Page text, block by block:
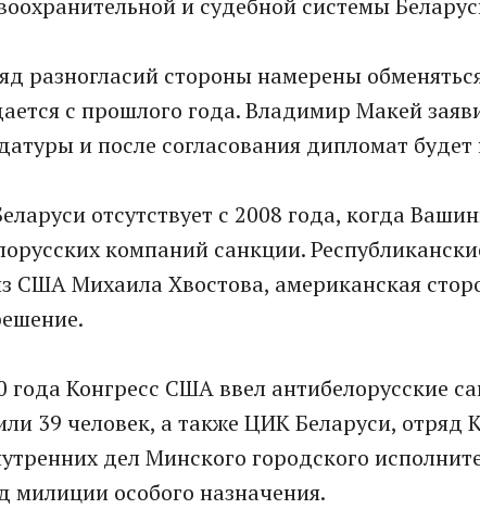
и судебной системы
разногласий стороны намерены
с прошлого года. Владимир Макей
и после согласования дипломат
отсутствует с 2008 года, когда
компаний санкции.
США Михаила Хвостова, американская
года Конгресс США ввел антибелорусские
39 человек, а также ЦИК Беларуси, отряд
дел Минского городского
милиции особого назначения.